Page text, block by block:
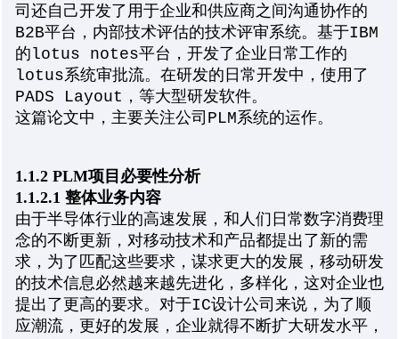
司还自己开发了用于企业和供应商之间沟通协作的
B2B平台，内部技术评估的技术评审系统。基于IBM
的lotus notes平台，开发了企业日常工作的
lotus系统审批流。在研发的日常开发中，使用了
PADS Layout，等大型研发软件。
这篇论文中，主要关注公司PLM系统的运作。
1.1.2 PLM项目必要性分析
1.1.2.1 整体业务内容
由于半导体行业的高速发展，和人们日常数字消费理
念的不断更新，对移动技术和产品都提出了新的需
求，为了匹配这些要求，谋求更大的发展，移动研发
的技术信息必然越来越先进化，多样化，这对企业也
提出了更高的要求。对于IC设计公司来说，为了顺
应潮流，更好的发展，企业就得不断扩大研发水平，